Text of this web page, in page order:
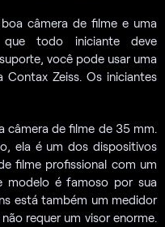
boa câmera de filme e uma
todo iniciante deve
você pode usar uma
Zeiss. Os iniciantes
câmera de filme de 35 mm.
ela é um dos dispositivos
filme profissional com um
modelo é famoso por sua
está também um medidor
requer um visor enorme.